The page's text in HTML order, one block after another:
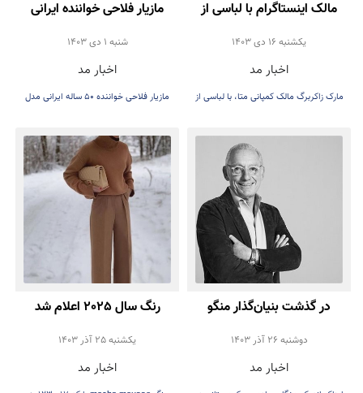
مالک اینستاگرام با لباسی از
طراح ایرانی سال نو را تبریک
گفت
يكشنبه 16 دی 1403
اخبار مد
مارک زاکربرگ مالک کمپانی متا، با لباسی از
مازیار فلاحی خواننده ایرانی
مدل برند لباس شد
شنبه 1 دی 1403
اخبار مد
مازیار فلاحی خواننده 50 ساله ایرانی مدل
در گذشت بنیان‌گذار منگو
دوشنبه 26 آذر 1403
اخبار مد
رنگ سال 2025 اعلام شد
يكشنبه 25 آذر 1403
اخبار مد